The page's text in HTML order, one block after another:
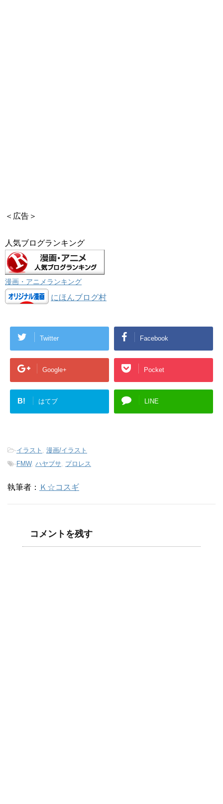
＜広告＞
人気ブログランキング
漫画・アニメランキング
にほんブログ村
Twitter Facebook
Google+ Pocket
B! はてブ LINE
-イラスト
漫画/イラスト
-FMW, ハヤブサ プロレス
執筆者： Ｋ☆コスギ
コメントを残す